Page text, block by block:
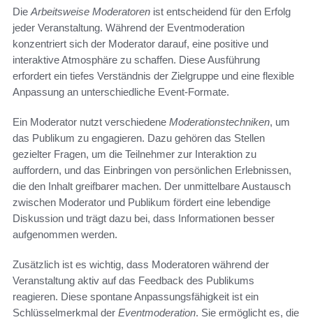
Die Arbeitsweise Moderatoren ist entscheidend für den Erfolg
jeder Veranstaltung. Während der Eventmoderation
konzentriert sich der Moderator darauf, eine positive und
interaktive Atmosphäre zu schaffen. Diese Ausführung
erfordert ein tiefes Verständnis der Zielgruppe und eine flexible
Anpassung an unterschiedliche Event-Formate.
Ein Moderator nutzt verschiedene Moderationstechniken, um
das Publikum zu engagieren. Dazu gehören das Stellen
gezielter Fragen, um die Teilnehmer zur Interaktion zu
auffordern, und das Einbringen von persönlichen Erlebnissen,
die den Inhalt greifbarer machen. Der unmittelbare Austausch
zwischen Moderator und Publikum fördert eine lebendige
Diskussion und trägt dazu bei, dass Informationen besser
aufgenommen werden.
Zusätzlich ist es wichtig, dass Moderatoren während der
Veranstaltung aktiv auf das Feedback des Publikums
reagieren. Diese spontane Anpassungsfähigkeit ist ein
Schlüsselmerkmal der Eventmoderation. Sie ermöglicht es, die